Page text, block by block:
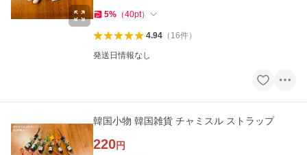
5% （40pt）
4.94（ 16件）
発送日情報なし
韓国小物 韓国雑貨 チャミスル ストラップ
220円